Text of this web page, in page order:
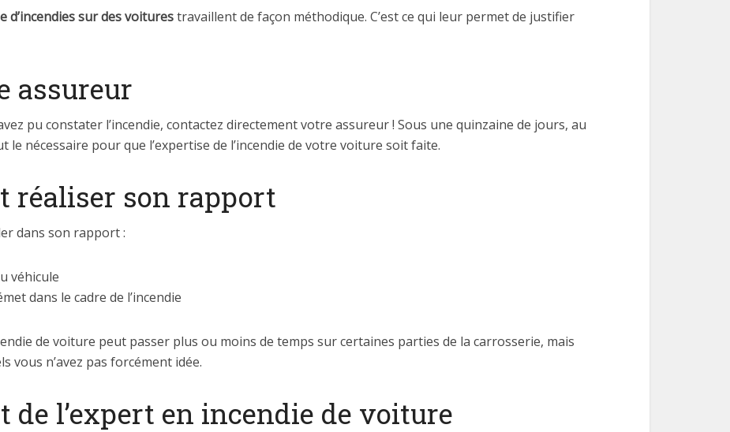
d’incendies sur des voiturestravaillent de façon méthodique. C’est ce qui leur permet de justifier
assureur
pu constater l’incendie, contactez directement votre assureur ! Sous une quinzaine de jours, au
le nécessaire pour que l’expertise de l’incendie de votre voiture soit faite.
réaliser son rapport
dans son rapport :
véhicule
dans le cadre de l’incendie
de voiture peut passer plus ou moins de temps sur certaines parties de la carrosserie, mais
vous n’avez pas forcément idée.
de l’expert en incendie de voiture